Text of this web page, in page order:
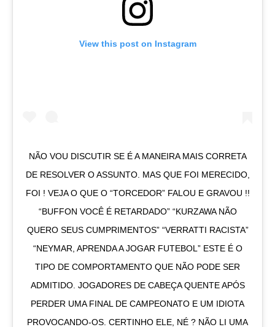
View this post on Instagram
NÃO VOU DISCUTIR SE É A MANEIRA MAIS CORRETA
DE RESOLVER O ASSUNTO. MAS QUE FOI MERECIDO,
FOI ! VEJA O QUE O “TORCEDOR” FALOU E GRAVOU !!
“BUFFON VOCÊ É RETARDADO” “KURZAWA NÃO
QUERO SEUS CUMPRIMENTOS” “VERRATTI RACISTA”
“NEYMAR, APRENDA A JOGAR FUTEBOL” ESTE É O
TIPO DE COMPORTAMENTO QUE NÃO PODE SER
ADMITIDO. JOGADORES DE CABEÇA QUENTE APÓS
PERDER UMA FINAL DE CAMPEONATO E UM IDIOTA
PROVOCANDO-OS. CERTINHO ELE, NÉ ? NÃO LI UMA